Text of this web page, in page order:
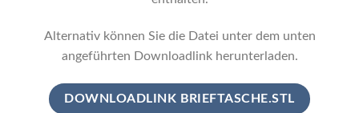
Alternativ können Sie die Datei unter dem unten
angeführten Downloadlink herunterladen.
DOWNLOADLINK BRIEFTASCHE.STL